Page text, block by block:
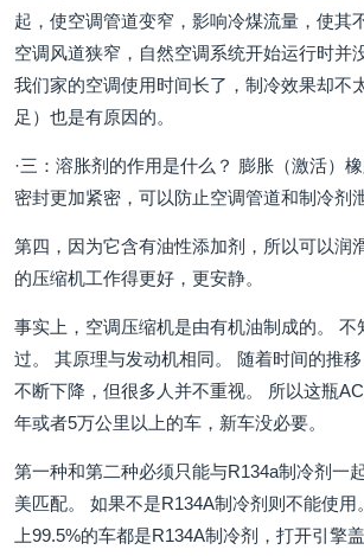
起，使空调管道变窄，影响冷煤流量，使其
空调风道狭窄，自然空调系统开始运行时并
我们家的空调使用时间长了，制冷效果却不
足）也是有原因的。
·三：溶胀剂的作用是什么？ 膨胀（激活）
密封更加紧密，可以防止空调管道和制冷剂
第四，因为它含有油性添加剂，所以可以润
的压缩机工作得更好，更安静。
事实上，空调压缩机是由有机油制成的。 不
过。 其原理与发动机相同。 随着时间的推
不断下降，但很多人并不重视。 所以这瓶
年或者5万公里以上的车，新车没必要。
第一种和第二种必须只能与R134a制冷剂一
美匹配。 如果不是R134A制冷剂则不能使用
上99.5%的车都是R134A制冷剂，打开引擎